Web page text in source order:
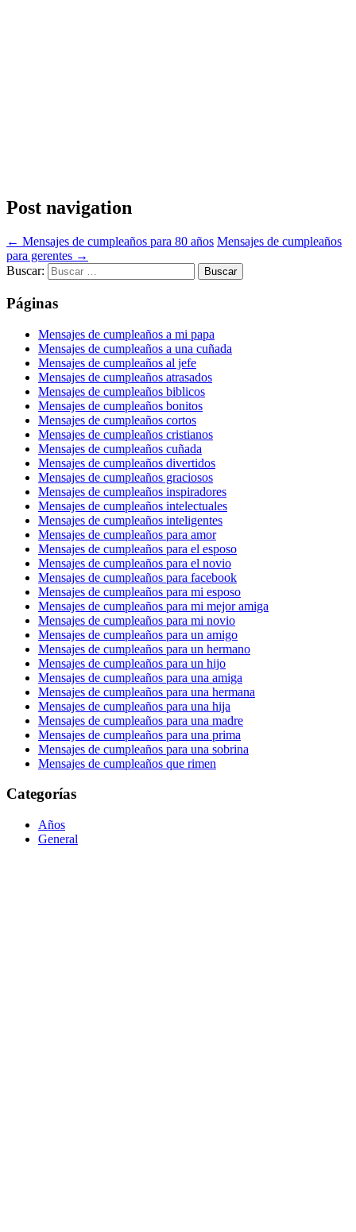
Post navigation
← Mensajes de cumpleaños para 80 años Mensajes de cumpleaños
para gerentes →
Buscar:
Páginas
Mensajes de cumpleaños a mi papa
Mensajes de cumpleaños a una cuñada
Mensajes de cumpleaños al jefe
Mensajes de cumpleaños atrasados
Mensajes de cumpleaños biblicos
Mensajes de cumpleaños bonitos
Mensajes de cumpleaños cortos
Mensajes de cumpleaños cristianos
Mensajes de cumpleaños cuñada
Mensajes de cumpleaños divertidos
Mensajes de cumpleaños graciosos
Mensajes de cumpleaños inspiradores
Mensajes de cumpleaños intelectuales
Mensajes de cumpleaños inteligentes
Mensajes de cumpleaños para amor
Mensajes de cumpleaños para el esposo
Mensajes de cumpleaños para el novio
Mensajes de cumpleaños para facebook
Mensajes de cumpleaños para mi esposo
Mensajes de cumpleaños para mi mejor amiga
Mensajes de cumpleaños para mi novio
Mensajes de cumpleaños para un amigo
Mensajes de cumpleaños para un hermano
Mensajes de cumpleaños para un hijo
Mensajes de cumpleaños para una amiga
Mensajes de cumpleaños para una hermana
Mensajes de cumpleaños para una hija
Mensajes de cumpleaños para una madre
Mensajes de cumpleaños para una prima
Mensajes de cumpleaños para una sobrina
Mensajes de cumpleaños que rimen
Categorías
Años
General